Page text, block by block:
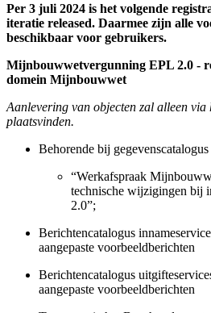
Per 3 juli 2024 is het volgende
iteratie released. Daarmee zijn alle
beschikbaar voor gebruikers.
Mijnbouwwetvergunning EPL 2.0 -
domein Mijnbouwwet
Aanlevering van objecten zal alleen via
plaatsvinden.
Behorende bij gegevenscatalogus
“Werkafspraak
technische wijzigingen bij
2.0”;
Berichtencatalogus
aangepaste voorbeeldberichten
Berichtencatalogus
aangepaste voorbeeldberichten